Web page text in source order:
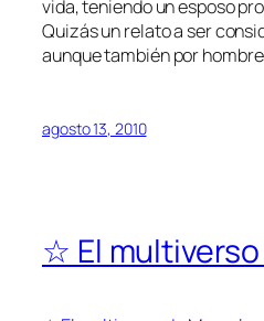
vida, teniendo un esposo
Quizás un relato a ser
aunque también por
agosto 13, 2010
☆ El